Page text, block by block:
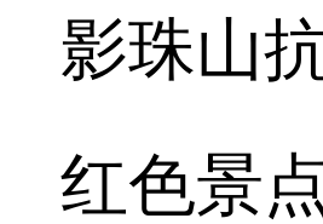
影珠山
红色景